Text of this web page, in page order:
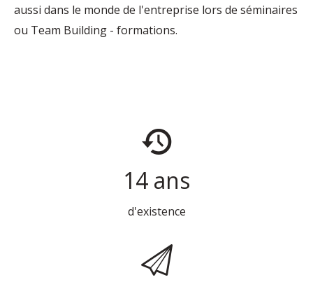
aussi dans le monde de l'entreprise lors de séminaires
ou Team Building - formations.
14 ans
d'existence